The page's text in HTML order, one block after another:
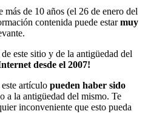
de 10 años (el 26 de enero del
contenida puede estarmuy
este sitio y de la antigüedad del
desde el 2007!
artículo pueden haber sido
a la antigüedad del mismo. Te
inconveniente que esto pueda